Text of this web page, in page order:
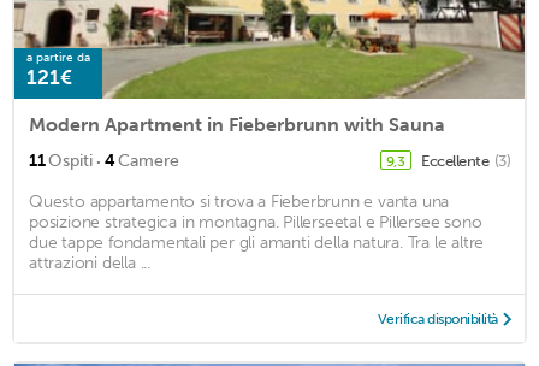
a partire da
121€
Modern Apartment in Fieberbrunn with Sauna
11Ospiti · 4Camere 9,3 Eccellente (3)
Questo appartamento si trova a Fieberbrunn e vanta una
posizione strategica in montagna. Pillerseetal e Pillersee sono
due tappe fondamentali per gli amanti della natura. Tra le altre
attrazioni della ...
Verifica disponibilità